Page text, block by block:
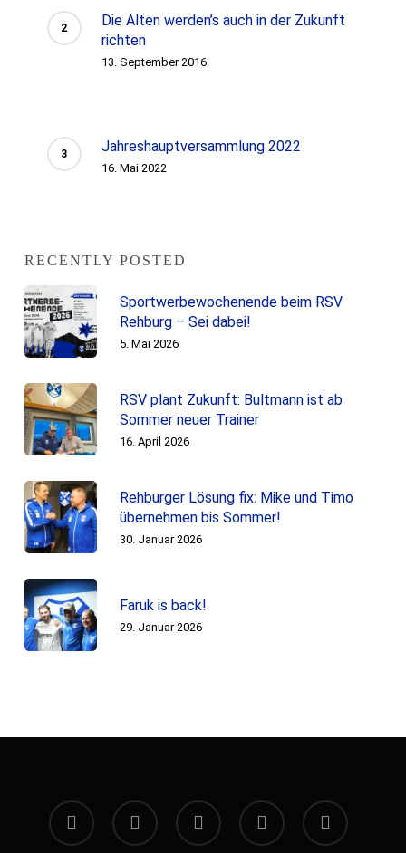
Die Alten werden’s auch in der Zukunft
richten
13. September 2016
Jahreshauptversammlung 2022
16. Mai 2022
RECENTLY POSTED
Sportwerbewochenende beim RSV
Rehburg – Sei dabei!
5. Mai 2026
RSV plant Zukunft: Bultmann ist ab
Sommer neuer Trainer
16. April 2026
Rehburger Lösung fix: Mike und Timo
übernehmen bis Sommer!
30. Januar 2026
Faruk is back!
29. Januar 2026
facebook instagram whatsapp phone email